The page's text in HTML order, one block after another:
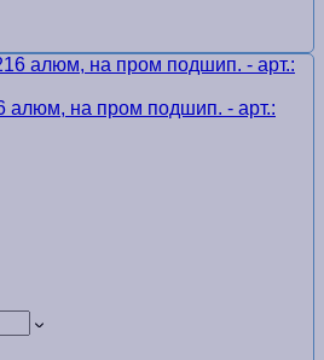
алюм, на пром подшип. - арт.: